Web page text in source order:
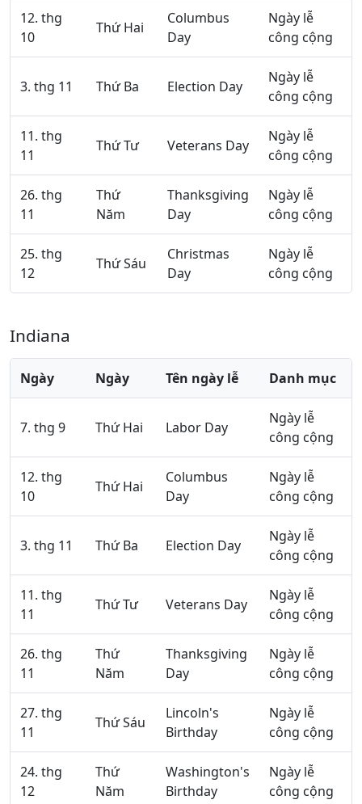
12. thg
10
Thứ Hai
Columbus
Day
Ngày lễ
công cộng
3. thg 11 Thứ Ba Election Day
Ngày lễ
công cộng
11. thg
11
Thứ Tư Veterans Day
Ngày lễ
công cộng
26. thg
11
Thứ
Năm
Thanksgiving
Day
Ngày lễ
công cộng
25. thg
12
Thứ Sáu
Christmas
Day
Ngày lễ
công cộng
Indiana
Ngày Ngày Tên ngày lễ Danh mục
7. thg 9 Thứ Hai Labor Day
Ngày lễ
công cộng
12. thg
10
Thứ Hai
Columbus
Day
Ngày lễ
công cộng
3. thg 11 Thứ Ba Election Day
Ngày lễ
công cộng
11. thg
11
Thứ Tư Veterans Day
Ngày lễ
công cộng
26. thg
11
Thứ
Năm
Thanksgiving
Day
Ngày lễ
công cộng
27. thg
11
Thứ Sáu
Lincoln's
Birthday
Ngày lễ
công cộng
24. thg
12
Thứ
Năm
Washington's
Birthday
Ngày lễ
công cộng